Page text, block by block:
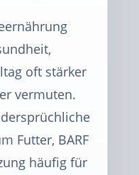
oft stärker
vermuten.
Futter, BARF
häufig für